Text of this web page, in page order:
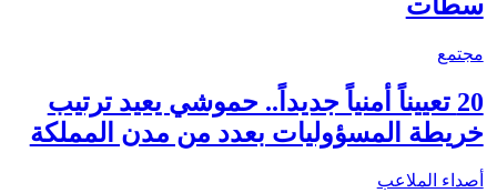
مجتمع
20 تعييناً أمنياً جديداً.. حموشي يعيد ترتيب
خريطة المسؤوليات بعدد من مدن المملكة
أصداء الملاعب